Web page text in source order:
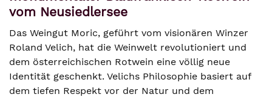
vom Neusiedlersee
Das Weingut Moric, geführt vom visionären Winzer
Roland Velich, hat die Weinwelt revolutioniert und
dem österreichischen Rotwein eine völlig neue
Identität geschenkt. Velichs Philosophie basiert auf
dem tiefen Respekt vor der Natur und dem